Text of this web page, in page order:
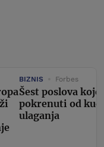
BIZNIS Forbes
Šest poslova
pokrenuti od
ulaganja